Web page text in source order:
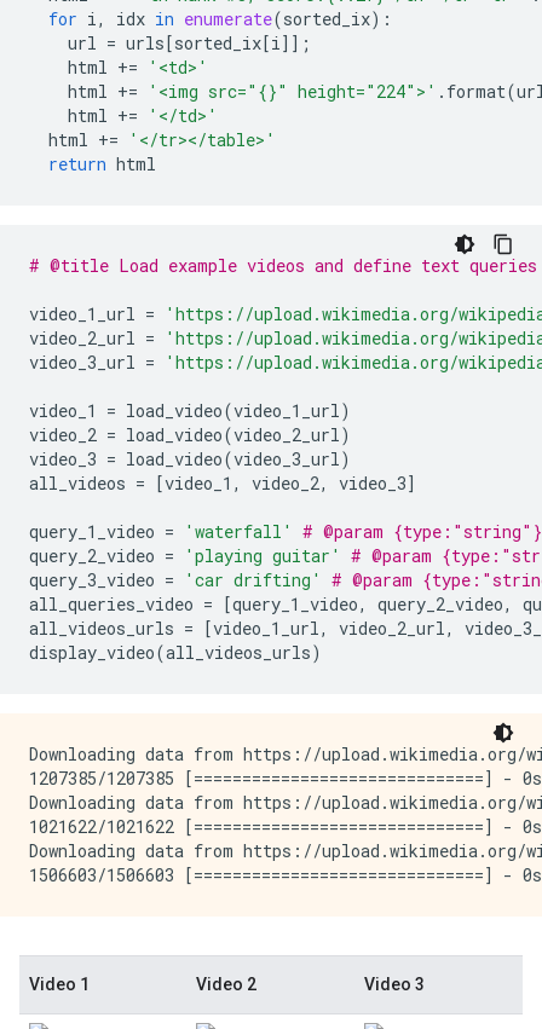
for i, idx in enumerate(sorted_ix):
url = urls[sorted_ix[i]];
html +=
'<td>'
html += '<img src=" {}" height="224">' . format(
html +=
'</td>'
html +=
'</tr></table>'
return html
# @title Load example videos and define text
video_1_url =
'https://upload.wikimedia.org/
video_2_url =
'https://upload.wikimedia.org/
video_3_url = 'https://upload.wikimedia.org/
video_1 = load_video(video_1_url)
video_2 = load_video(video_2_url)
video_3 = load_video(video_3_url)
all_videos = [video_1 , video_2, video_3]
query_1_video = 'waterfall'
# @param {type:"string"}
query_2_video = 'playing guitar'
# @param
query_3_video = 'car drifting'
# @param
all_queries_video = [query_1_video, query_2_video,
all_videos_urls = [video_1_url, video_2_url,
display_video(all_videos_urls)
Downloading data from https://upload.wikimedia.org/
1207385/1207385 [==============================] -
Downloading data from https://upload.wikimedia.org/
1021622/1021622 [==============================] -
Downloading data from https://upload.wikimedia.org/